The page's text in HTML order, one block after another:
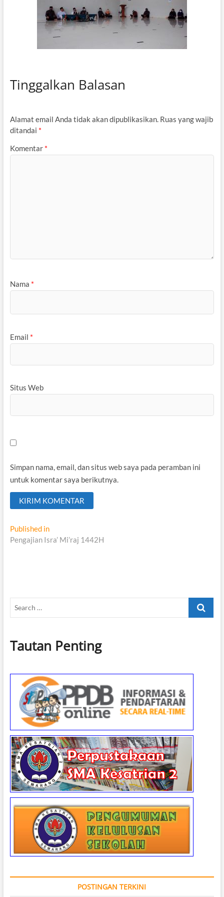
Tinggalkan Balasan
Alamat email Anda tidak akan dipublikasikan. Ruas yang wajib
ditandai *
Komentar *
Nama *
Email *
Situs Web
Simpan nama, email, dan situs web saya pada peramban ini
untuk komentar saya berikutnya.
Navigasi
pos
Published in
Pengajian Isra’ Mi’raj 1442H
Search
Tautan Penting
POSTINGAN TERKINI